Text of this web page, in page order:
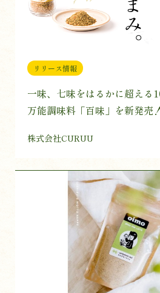
リリース情報
一味、七味をはるかに超える
万能調味料「百味」を新発売！
株式会社CURUU